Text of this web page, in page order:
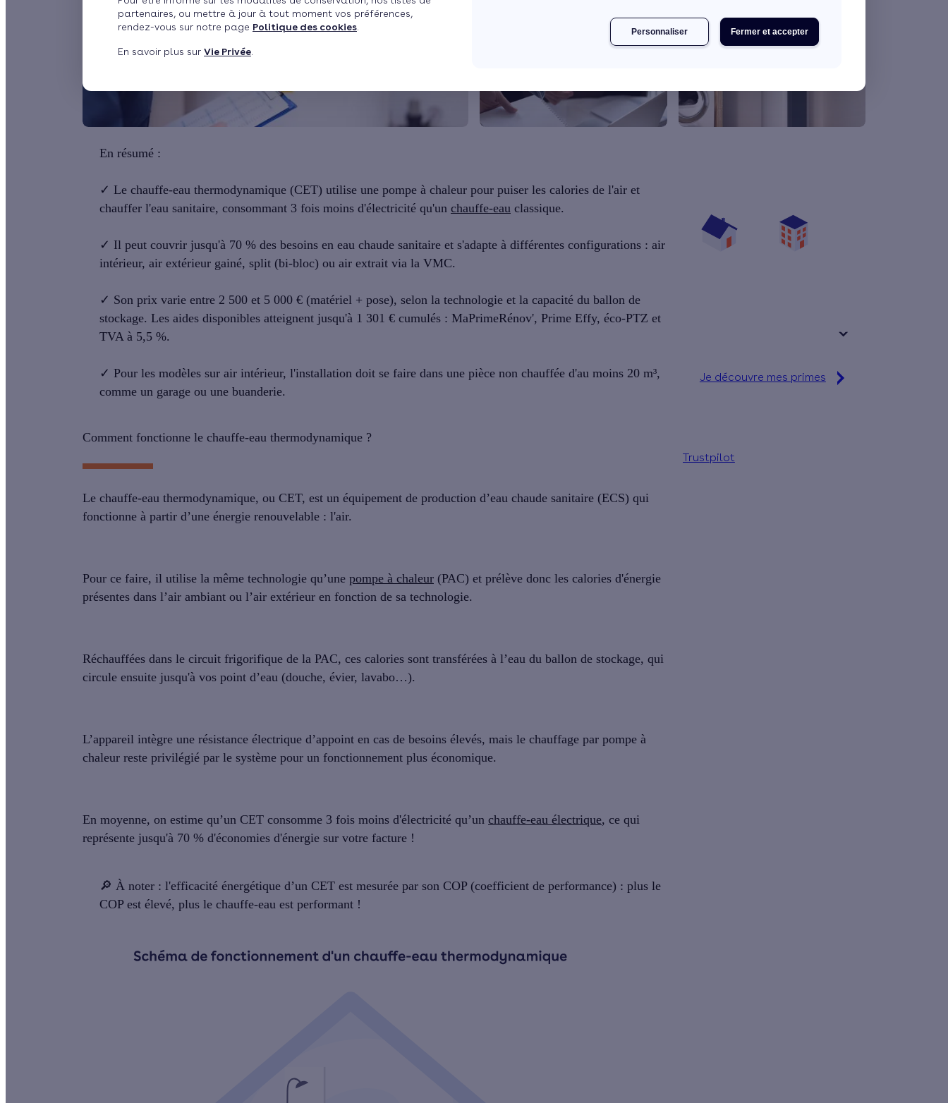
partenaires, ou mettre à jour à tout moment vos préférences,
rendez-vous sur notre page Politique des cookies
En savoir plus sur Vie Privée
Fermer et accepter
Personnaliser
En résumé :
✓ Le chauffe-eau thermodynamique (CET) utilise une pompe à chaleur pour puiser les calories de l'air et
chauffer l'eau sanitaire, consommant 3 fois moins d'électricité qu'un chauffe-eau classique.
✓ Il peut couvrir jusqu'à 70 % des besoins en eau chaude sanitaire et s'adapte à différentes configurations : air
intérieur, air extérieur gainé, split (bi-bloc) ou air extrait via la VMC.
✓ Son prix varie entre 2 500 et 5 000 € (matériel + pose), selon la technologie et la capacité du ballon de
stockage. Les aides disponibles atteignent jusqu'à 1 301 € cumulés : MaPrimeRénov', Prime Effy, éco-PTZ et
TVA à 5,5 %.
✓ Pour les modèles sur air intérieur, l'installation doit se faire dans une pièce non chauffée d'au moins 20 m³,
comme un garage ou une buanderie.
Comment fonctionne le chauffe-eau thermodynamique ?
Le chauffe-eau thermodynamique, ou CET, est un équipement de production d’eau chaude sanitaire (ECS) qui
fonctionne à partir d’une énergie renouvelable : l'air.
Pour ce faire, il utilise la même technologie qu’une pompe à chaleur (PAC) et prélève donc les calories d'énergie
présentes dans l’air ambiant ou l’air extérieur en fonction de sa technologie.
Réchauffées dans le circuit frigorifique de la PAC, ces calories sont transférées à l’eau du ballon de stockage, qui
circule ensuite jusqu'à vos point d’eau (douche, évier, lavabo…).
L’appareil intègre une résistance électrique d’appoint en cas de besoins élevés, mais le chauffage par pompe à
chaleur reste privilégié par le système pour un fonctionnement plus économique.
En moyenne, on estime qu’un CET consomme 3 fois moins d'électricité qu’un chauffe-eau électrique, ce qui
représente jusqu'à 70 % d'économies d'énergie sur votre facture !
🔎 À noter : l'efficacité énergétique d’un CET est mesurée par son COP (coefficient de performance) : plus le
COP est élevé, plus le chauffe-eau est performant !
Je découvre mes primes
Trustpilot